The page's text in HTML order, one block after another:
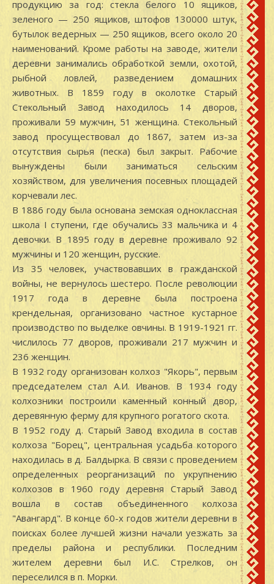
продукцию за год: стекла белого 10 ящиков,
зеленого — 250 ящиков, штофов 130000 штук,
бутылок ведерных — 250 ящиков, всего около 20
наименований. Кроме работы на заводе, жители
деревни занимались обработкой земли, охотой,
рыбной ловлей, разведением домашних
животных. В 1859 году в околотке Старый
Стекольный Завод находилось 14 дворов,
проживали 59 мужчин, 51 женщина. Стекольный
завод просуществовал до 1867, затем из-за
отсутствия сырья (песка) был закрыт. Рабочие
вынуждены были заниматься сельским
хозяйством, для увеличения посевных площадей
корчевали лес.
В 1886 году была основана земская одноклассная
школа I ступени, где обучались 33 мальчика и 4
девочки. В 1895 году в деревне проживало 92
мужчины и 120 женщин, русские.
Из 35 человек, участвовавших в гражданской
войны, не вернулось шестеро. После революции
1917 года в деревне была построена
крендельная, организовано частное кустарное
производство по выделке овчины. В 1919-1921 гг.
числилось 77 дворов, проживали 217 мужчин и
236 женщин.
В 1932 году организован колхоз "Якорь", первым
председателем стал А.И. Иванов. В 1934 году
колхозники построили каменный конный двор,
деревянную ферму для крупного рогатого скота.
В 1952 году д. Старый Завод входила в состав
колхоза "Борец", центральная усадьба которого
находилась в д. Балдырка. В связи с проведением
определенных реорганизаций по укрупнению
колхозов в 1960 году деревня Старый Завод
вошла в состав объединенного колхоза
"Авангард". В конце 60-х годов жители деревни в
поисках более лучшей жизни начали уезжать за
пределы района и республики. Последним
жителем деревни был И.С. Стрелков, он
переселился в п. Морки.